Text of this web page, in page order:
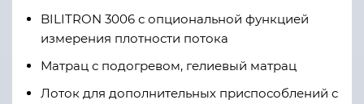
BILITRON 3006 с опциональной функцией
измерения плотности потока
Матрац с подогревом, гелиевый матрац
Лоток для дополнительных приспособлений с